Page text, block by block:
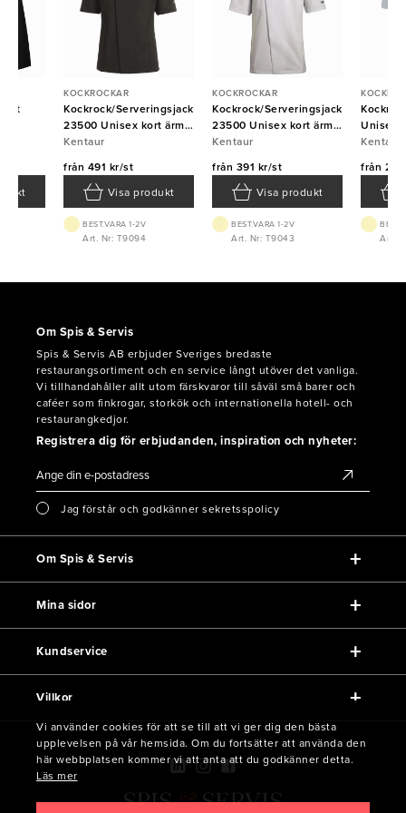
KOCKROCKAR
Kockrock/Serveringsjacka
23500 Unisex kort ärm
Svart Kentaur
Kentaur
från 491 kr/st
Visa produkt
BEST.VARA 1-2V
Art. Nr: T9094
KOCKROCKAR
Kockrock/Serveringsjacka
23500 Unisex kort ärm
vit Kentaur
Kentaur
från 391 kr/st
Visa produkt
BEST.VARA 1-2V
Art. Nr: T9043
Unisex
Kentaur
Kentaur
från
Art.
Om Spis & Servis
Spis & Servis AB erbjuder Sveriges bredaste
restaurangsortiment och en service långt utöver det vanliga.
Vi tillhandahåller allt utom färskvaror till såväl små barer och
caféer som finkrogar, storkök och internationella hotell- och
restaurangkedjor.
Registrera dig för erbjudanden, inspiration och nyheter:
Jag förstår och godkänner sekretsspolicy
Om Spis & Servis
Mina sidor
Kundservice
Villkor
Vi använder cookies för att se till att vi ger dig den bästa
upplevelsen på vår hemsida. Om du fortsätter att använda den
här webbplatsen kommer vi att anta att du godkänner detta.
Läs mer